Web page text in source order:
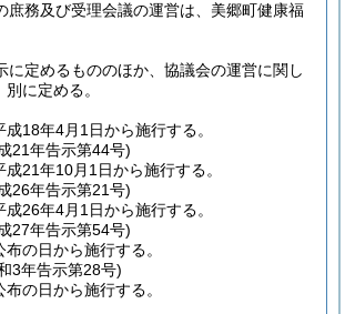
庶務及び受理会議の運営は、美郷町健康福
に定めるもののほか、協議会の運営に関し
に定める。
成18年4月1日から施行する。
21年告示第44号)
成21年10月1日から施行する。
26年告示第21号)
成26年4月1日から施行する。
27年告示第54号)
の日から施行する。
3年告示第28号)
の日から施行する。